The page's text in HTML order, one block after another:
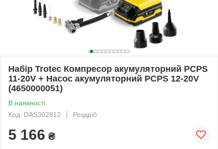
Набір Trotec Компресор акумуляторний PCPS
11-20V + Насос акумуляторний PCPS 12-20V
(4650000051)
В наявності
Код: DAS302812
Роздріб
5 166 ₴